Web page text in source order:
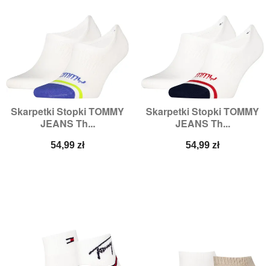
Skarpetki Stopki TOMMY
JEANS Th...
Cena
54,99 zł
Skarpetki Stopki TOMMY
JEANS Th...
Cena
54,99 zł